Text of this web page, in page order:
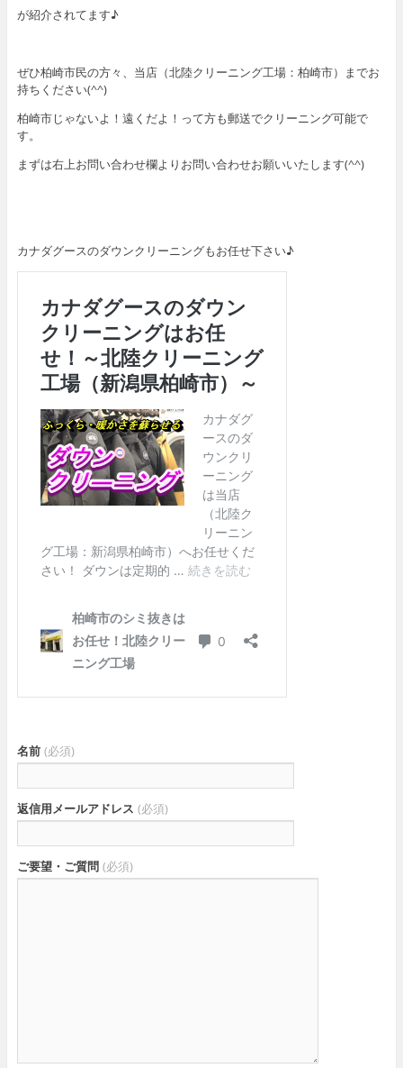
が紹介されてます♪
ぜひ柏崎市民の方々、当店（北陸クリーニング工場：柏崎市）までお
持ちください(^^)
柏崎市じゃないよ！遠くだよ！って方も郵送でクリーニング可能で
す。
まずは右上お問い合わせ欄よりお問い合わせお願いいたします(^^)
カナダグースのダウンクリーニングもお任せ下さい♪
名前 (必須)
返信用メールアドレス (必須)
ご要望・ご質問 (必須)